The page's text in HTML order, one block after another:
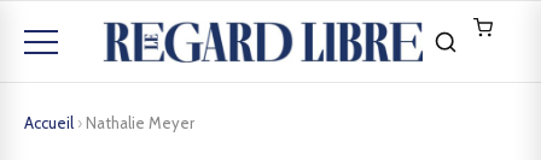
Accueil › Nathalie Meyer